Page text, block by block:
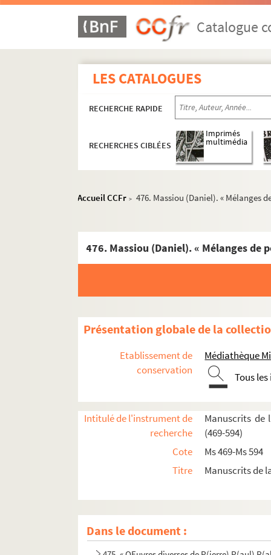
Catalogue
LES CATALOGUES
RECHERCHE RAPIDE
RECHERCHES CIBLÉES
Imprimés
multimédia
Accueil CCFr > 476. Massiou (Daniel). « Mélanges
Présentation globale de la
Etablissement de
conservation
Médiathèque
Tous
Intitulé de l'instrument de
recherche
Manuscrits de
(469-594)
Cote
Ms 469-Ms 594
Titre
Manuscrits de
Dans le document :
469. Bonniot (Léon). « Joseph vendu par ses
472. Bonniot (Léon). Recueil de dessins
473. Recueil
474. « Antiphonaire, selon l'usage de l'abbaye